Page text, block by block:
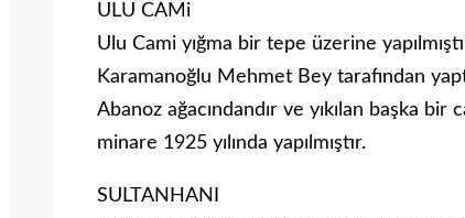
ULU CAMi
Ulu Cami yığma bir tepe üzerine
Karamanoğlu Mehmet Bey tarafından
Abanoz ağacındandır ve yıkılan başka
minare 1925 yılında yapılmıştır.
SULTANHANI